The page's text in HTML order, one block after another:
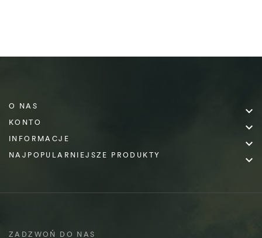
O NAS 
KONTO 
INFORMACJE 
NAJPOPULARNIEJSZE PRODUKTY 
ZADZWOŃ DO NAS